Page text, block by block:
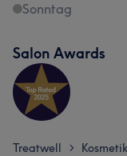
Sonntag
Salon Awards
Treatwell >